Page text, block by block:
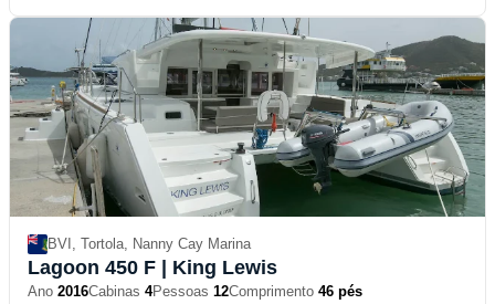
BVI, Tortola, Nanny Cay Marina
Lagoon 450 F | King Lewis
Ano 2016Cabinas 4Pessoas 12Comprimento 46 pés